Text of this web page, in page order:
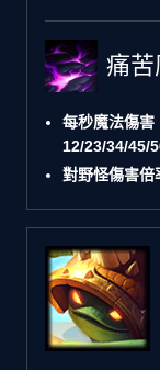
痛苦
每秒魔法傷害
12/23/34/45/
對野怪傷害倍